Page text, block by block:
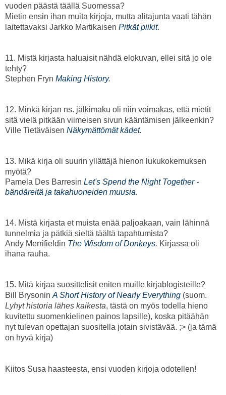
vuoden päästä täällä Suomessa?
Mietin ensin ihan muita kirjoja, mutta alitajunta vaati tähän
laitettavaksi Jarkko Martikaisen Pitkät piikit.
11. Mistä kirjasta haluaisit nähdä elokuvan, ellei sitä jo ole
tehty?
Stephen Fryn Making History.
12. Minkä kirjan ns. jälkimaku oli niin voimakas, että mietit
sitä vielä pitkään viimeisen sivun kääntämisen jälkeenkin?
Ville Tietäväisen Näkymättömät kädet.
13. Mikä kirja oli suurin yllättäjä hienon lukukokemuksen
myötä?
Pamela Des Barresin Let's Spend the Night Together -
bändäreitä ja takahuoneiden muusia.
14. Mistä kirjasta et muista enää paljoakaan, vain lähinnä
tunnelmia ja pätkiä sieltä täältä tapahtumista?
Andy Merrifieldin The Wisdom of Donkeys. Kirjassa oli
ihana rauha.
15. Mitä kirjaa suosittelisit eniten muille kirjablogisteille?
Bill Brysonin A Short History of Nearly Everything (suom.
Lyhyt historia lähes kaikesta, tästä on myös todella hieno
kuvitettu suomenkielinen painos lapsille), koska pitäähän
nyt tulevan opettajan suositella jotain sivistävää. ;> (ja tämä
on hyvä kirja)
Kiitos Susa haasteesta, ensi vuoden kirjoja odotellen!